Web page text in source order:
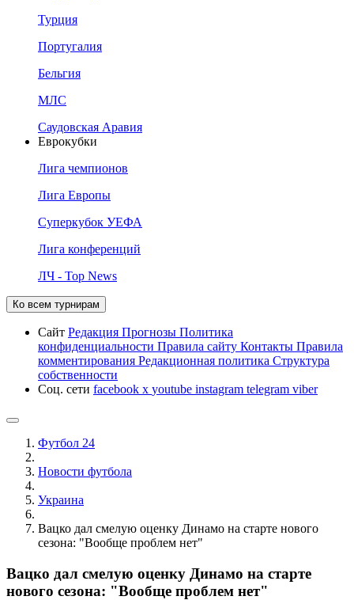
Турция
Португалия
Бельгия
МЛС
Саудовская Аравия
Еврокубки
Лига чемпионов
Лига Европы
Суперкубок УЕФА
Лига конференций
ЛЧ - Top News
Ко всем турнирам
Сайт Редакция Прогнозы Политика
конфиденциальности Правила сайту Контакты Правила
комментирования Редакционная политика Структура
собственности
Соц. сети facebook x youtube instagram telegram viber
Футбол 24
Новости футбола
Украина
Вацко дал смелую оценку Динамо на старте нового
сезона: "Вообще проблем нет"
Вацко дал смелую оценку Динамо на старте
нового сезона: "Вообще проблем нет"